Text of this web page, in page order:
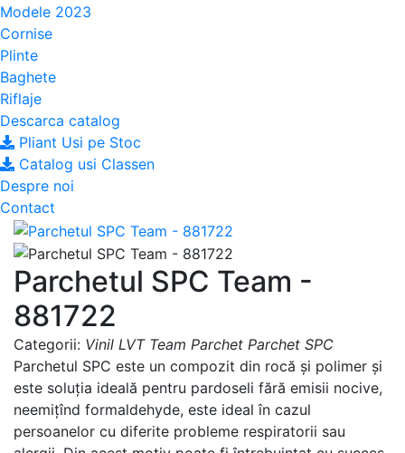
Modele 2023
Cornise
Plinte
Baghete
Riflaje
Descarca catalog
Pliant Usi pe Stoc
Catalog usi Classen
Despre noi
Contact
Parchetul SPC Team -
881722
Categorii: Vinil LVT Team Parchet Parchet SPC
Parchetul SPC este un compozit din rocă și polimer și
este soluția ideală pentru pardoseli fără emisii nocive,
neemițînd formaldehyde, este ideal în cazul
persoanelor cu diferite probleme respiratorii sau